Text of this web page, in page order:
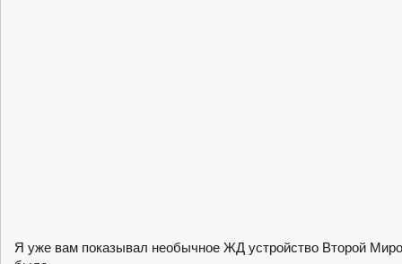
Я уже вам показывал необычное ЖД устройство Второй